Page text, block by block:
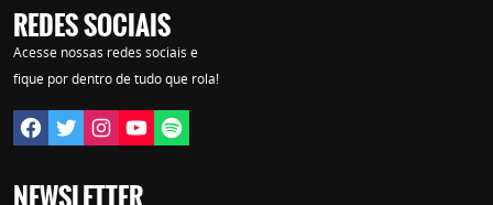
REDES SOCIAIS
Acesse nossas redes sociais e
fique por dentro de tudo que rola!